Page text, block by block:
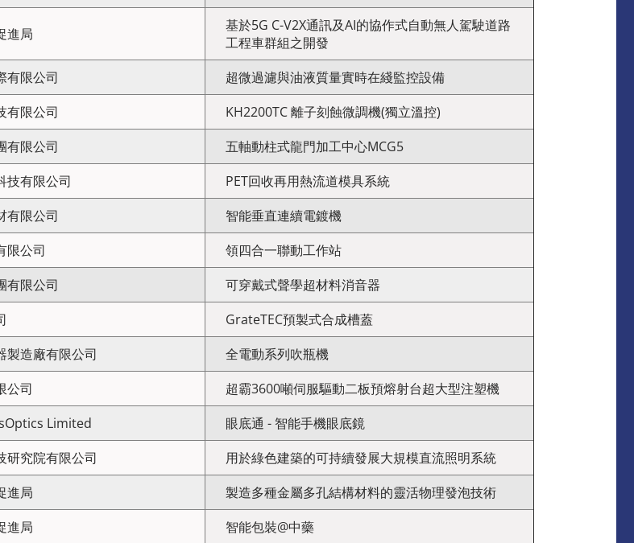
進局
基於5G C-V2X通訊及AI的協作式自動無人駕駛道路
工程車群組之開發
有限公司
超微過濾與油液質量實時在綫監控設備
有限公司
KH2200TC 離子刻蝕微調機(獨立溫控)
有限公司
五軸動柱式龍門加工中心MCG5
技有限公司
PET回收再用熱流道模具系統
有限公司
智能垂直連續電鍍機
限公司
領四合一聯動工作站
有限公司
可穿戴式聲學超材料消音器
GrateTEC預製式合成槽蓋
製造廠有限公司
全電動系列吹瓶機
公司
超霸3600噸伺服驅動二板預熔射台超大型注塑機
Limited
眼底通 - 智能手機眼底鏡
研究院有限公司
用於綠色建築的可持續發展大規模直流照明系統
進局
製造多種金屬多孔結構材料的靈活物理發泡技術
進局
智能包裝@中藥